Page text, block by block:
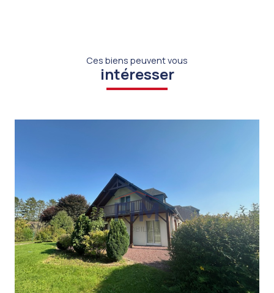
Ces biens peuvent vous
intéresser
VOIR LE BIEN